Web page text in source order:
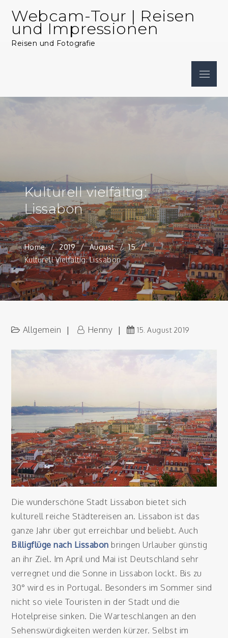
content
Webcam-Tour | Reisen
und Impressionen
Reisen und Fotografie
Menu
Kulturell vielfältig:
Lissabon
Home 2019 August 15
Kulturell Vielfältig: Lissabon
Allgemein Henny 15. August 2019
Die wunderschöne Stadt Lissabon bietet sich
kulturell reiche Städtereisen an. Lissabon ist das
ganze Jahr über gut erreichbar und beliebt. Auch
Billigflüge nach Lissabon bringen Urlauber günstig
an ihr Ziel. Im April und Mai ist Deutschland sehr
verregnet und die Sonne in Lissabon lockt. Bis zu
30° wird es in Portugal. Besonders im Sommer sind
nicht so viele Touristen in der Stadt und die
Hotelpreise sinken. Die Warteschlangen an den
Sehenswürdigkeiten werden kürzer. Selbst im